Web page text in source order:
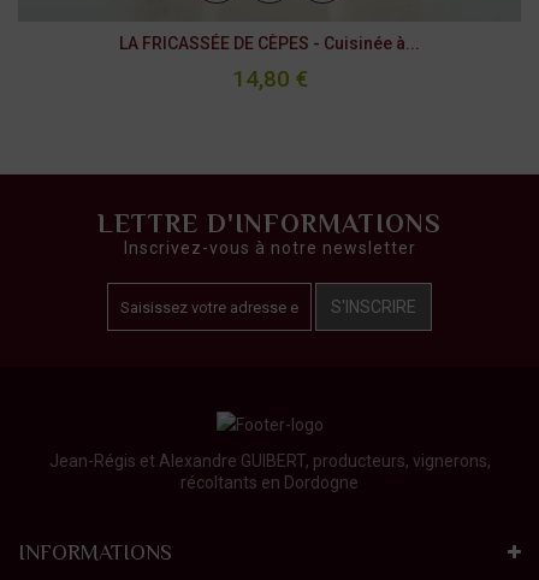
LA FRICASSÉE DE CÈPES - Cuisinée à...
14,80 €
LETTRE D'INFORMATIONS
Inscrivez-vous à notre newsletter
S'INSCRIRE
Jean-Régis et Alexandre GUIBERT, producteurs, vignerons,
récoltants en Dordogne
INFORMATIONS